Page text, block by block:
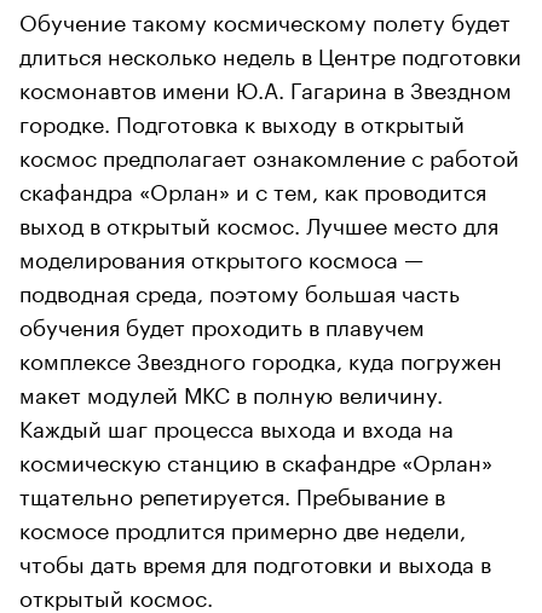
Обучение такому космическому полету будет
длиться несколько недель в Центре подготовки
космонавтов имени Ю.А. Гагарина в Звездном
городке. Подготовка к выходу в открытый
космос предполагает ознакомление с работой
скафандра «Орлан» и с тем, как проводится
выход в открытый космос. Лучшее место для
моделирования открытого космоса —
подводная среда, поэтому большая часть
обучения будет проходить в плавучем
комплексе Звездного городка, куда погружен
макет модулей МКС в полную величину.
Каждый шаг процесса выхода и входа на
космическую станцию в скафандре «Орлан»
тщательно репетируется. Пребывание в
космосе продлится примерно две недели,
чтобы дать время для подготовки и выхода в
открытый космос.